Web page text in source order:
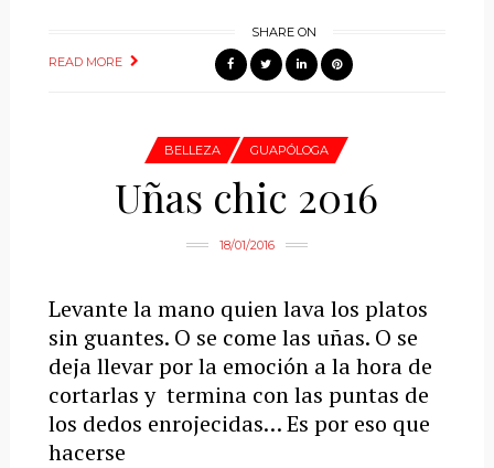
READ MORE
SHARE ON
BELLEZA GUAPÓLOGA
Uñas chic 2016
18/01/2016
Levante la mano quien lava los platos
sin guantes. O se come las uñas. O se
deja llevar por la emoción a la hora de
cortarlas y termina con las puntas de
los dedos enrojecidas… Es por eso que
hacerse